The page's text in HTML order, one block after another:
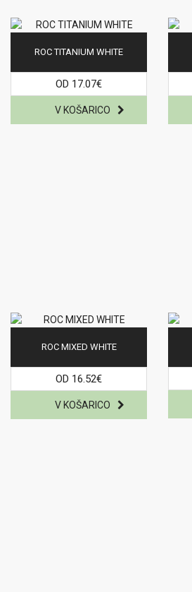
ROC TITANIUM WHITE
OD 17.07€
ROC MIXED WHITE
OD 16.52€